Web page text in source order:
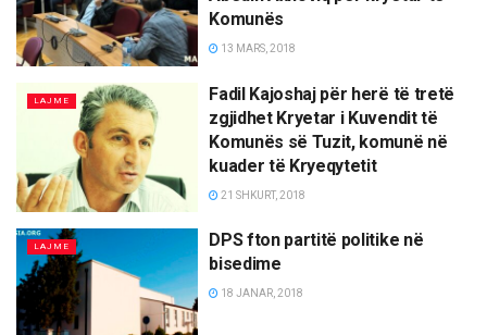
Komunës
13 MARS, 2018
LAJME
Fadil Kajoshaj për herë të tretë
zgjidhet Kryetar i Kuvendit të
Komunës së Tuzit, komunë në
kuader të Kryeqytetit
21 SHKURT, 2018
LAJME
DPS fton partitë politike në
bisedime
18 JANAR, 2018